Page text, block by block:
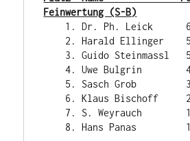
Feinwertung (S-B)
    4. Uwe Bulgrin        4.0
8. Hans Panas